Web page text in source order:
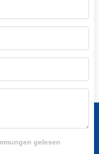
gelesen